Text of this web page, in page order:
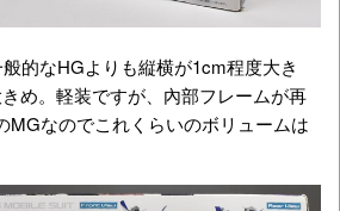
的なHGよりも縦横が1cm程度大き
め。軽装ですが、內部フレームが再
MGなのでこれくらいのボリュームは